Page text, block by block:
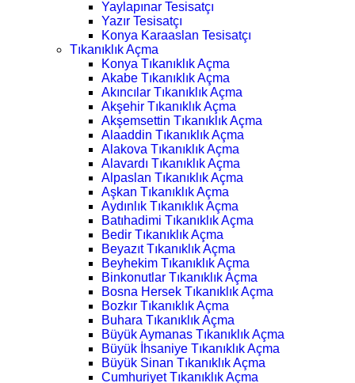
Yaylapınar Tesisatçı
Yazır Tesisatçı
Konya Karaaslan Tesisatçı
Tıkanıklık Açma
Konya Tıkanıklık Açma
Akabe Tıkanıklık Açma
Akıncılar Tıkanıklık Açma
Akşehir Tıkanıklık Açma
Akşemsettin Tıkanıklık Açma
Alaaddin Tıkanıklık Açma
Alakova Tıkanıklık Açma
Alavardı Tıkanıklık Açma
Alpaslan Tıkanıklık Açma
Aşkan Tıkanıklık Açma
Aydınlık Tıkanıklık Açma
Batıhadimi Tıkanıklık Açma
Bedir Tıkanıklık Açma
Beyazıt Tıkanıklık Açma
Beyhekim Tıkanıklık Açma
Binkonutlar Tıkanıklık Açma
Bosna Hersek Tıkanıklık Açma
Bozkır Tıkanıklık Açma
Buhara Tıkanıklık Açma
Büyük Aymanas Tıkanıklık Açma
Büyük İhsaniye Tıkanıklık Açma
Büyük Sinan Tıkanıklık Açma
Cumhuriyet Tıkanıklık Açma